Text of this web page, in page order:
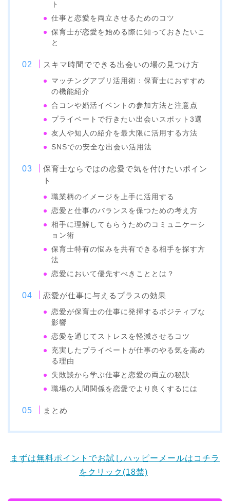
ト
仕事と恋愛を両立させるためのコツ
保育士が恋愛を始める際に知っておきたいこ
と
スキマ時間でできる出会いの場の見つけ方
マッチングアプリ活用術：保育士におすすめ
の機能紹介
合コンや婚活イベントの参加方法と注意点
プライベートで行きたい出会いスポット3選
友人や知人の紹介を最大限に活用する方法
SNSでの安全な出会い活用法
保育士ならではの恋愛で気を付けたいポイン
ト
職業柄のイメージを上手に活用する
恋愛と仕事のバランスを保つための考え方
相手に理解してもらうためのコミュニケーシ
ョン術
保育士特有の悩みを共有できる相手を探す方
法
恋愛において優先すべきこととは？
恋愛が仕事に与えるプラスの効果
恋愛が保育士の仕事に発揮するポジティブな
影響
恋愛を通じてストレスを軽減させるコツ
充実したプライベートが仕事のやる気を高め
る理由
失敗談から学ぶ仕事と恋愛の両立の秘訣
職場の人間関係を恋愛でより良くするには
まとめ
まずは無料ポイントでお試しハッピーメールはコチラ
をクリック(18禁)